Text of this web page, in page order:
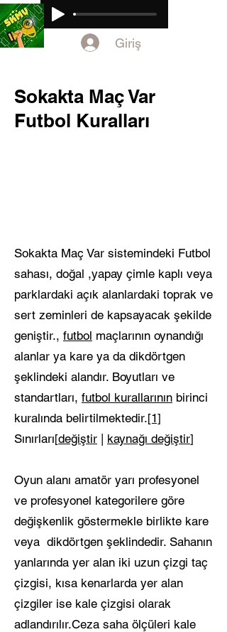
Giriş
Sokakta Maç Var
Futbol Kuralları
Sokakta Maç Var sistemindeki Futbol
sahası, doğal ,yapay çimle kaplı veya
parklardaki açık alanlardaki toprak ve
sert zeminleri de kapsayacak şekilde
geniştir., futbol maçlarının oynandığı
alanlar ya kare ya da dikdörtgen
şeklindeki alandır. Boyutları ve
standartları, futbol kurallarının birinci
kuralında belirtilmektedir.[1]
Sınırları[değiştir kaynağı değiştir]
Oyun alanı amatör yarı profesyonel
ve profesyonel kategorilere göre
değişkenlik göstermekle birlikte kare
veya dikdörtgen şeklindedir. Sahanın
yanlarında yer alan iki uzun çizgi taç
çizgisi, kısa kenarlarda yer alan
çizgiler ise kale çizgisi olarak
adlandırılır.Ceza saha ölçüleri kale